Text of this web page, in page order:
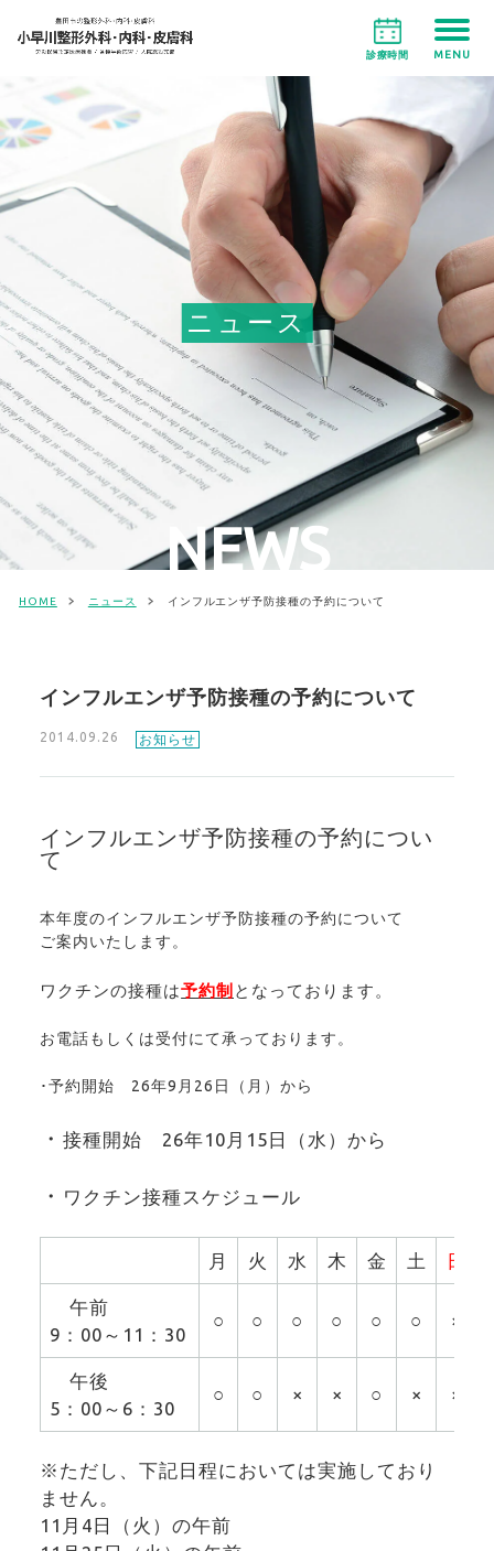
診療時間 MENU
ニュース
NEWS
HOME ニュース インフルエンザ予防接種の予約について
インフルエンザ予防接種の予約について
2014.09.26 お知らせ
インフルエンザ予防接種の予約につい
て
本年度のインフルエンザ予防接種の予約について
ご案内いたします。
ワクチンの接種は予約制 となっております。
お電話もしくは受付にて承っております。
･予約開始 26年9月26日（月）から
・接種開始 26年10月15日（水）から
・ ワクチン接種スケジュール
月 火 水 木 金 土 日
午前
9：00～11：30
○ ○ ○ ○ ○ ○ ×
午後
5：00～6：30
○ ○ × × ○ × ×
※ただし、下記日程においては実施しており
ません。
11月4日（火）の午前